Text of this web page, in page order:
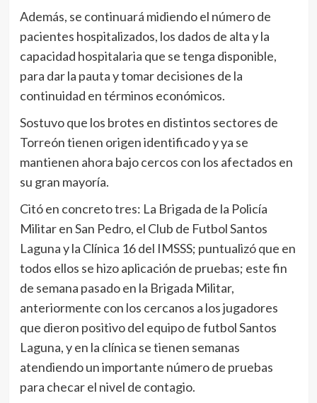
Además, se continuará midiendo el número de
pacientes hospitalizados, los dados de alta y la
capacidad hospitalaria que se tenga disponible,
para dar la pauta y tomar decisiones de la
continuidad en términos económicos.
Sostuvo que los brotes en distintos sectores de
Torreón tienen origen identificado y ya se
mantienen ahora bajo cercos con los afectados en
su gran mayoría.
Citó en concreto tres: La Brigada de la Policía
Militar en San Pedro, el Club de Futbol Santos
Laguna y la Clínica 16 del IMSSS; puntualizó que en
todos ellos se hizo aplicación de pruebas; este fin
de semana pasado en la Brigada Militar,
anteriormente con los cercanos a los jugadores
que dieron positivo del equipo de futbol Santos
Laguna, y en la clínica se tienen semanas
atendiendo un importante número de pruebas
para checar el nivel de contagio.